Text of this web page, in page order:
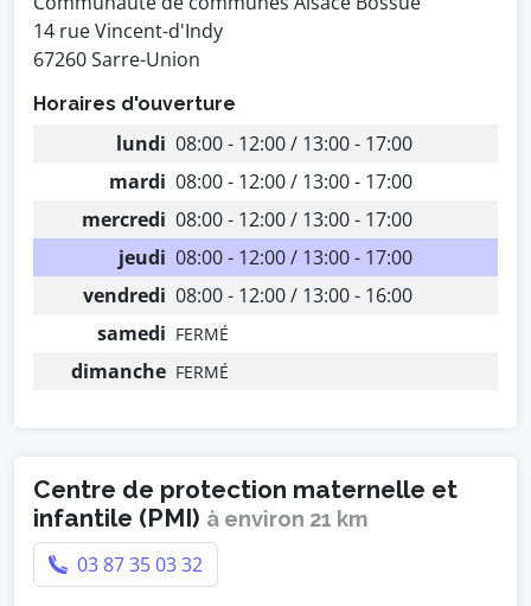
14 rue Vincent-d'Indy
67260 Sarre-Union
Horaires d'ouverture
lundi 08:00 - 12:00 / 13:00 - 17:00
mardi 08:00 - 12:00 / 13:00 - 17:00
mercredi 08:00 - 12:00 / 13:00 - 17:00
jeudi 08:00 - 12:00 / 13:00 - 17:00
vendredi 08:00 - 12:00 / 13:00 - 16:00
samedi FERMÉ
dimanche FERMÉ
Centre de protection maternelle et
infantile (PMI) à environ 21 km
03 87 35 03 32